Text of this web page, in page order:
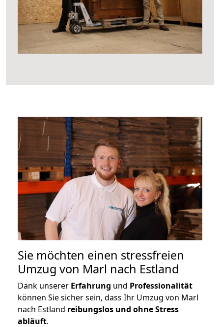
Sie möchten einen stressfreien
Umzug von Marl nach Estland
Dank unserer Erfahrung und Professionalität
können Sie sicher sein, dass Ihr Umzug von Marl
nach Estland reibungslos und ohne Stress
abläuft.